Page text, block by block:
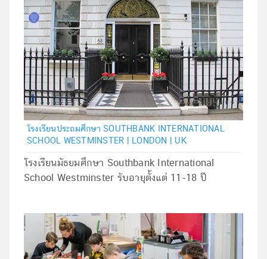
โรงเรียนประถมศึกษา SOUTHBANK INTERNATIONAL
SCHOOL WESTMINSTER | LONDON | UK
โรงเรียนมัธยมศึกษา Southbank International
School Westminster รับอายุตั้งแต่ 11-18 ปี